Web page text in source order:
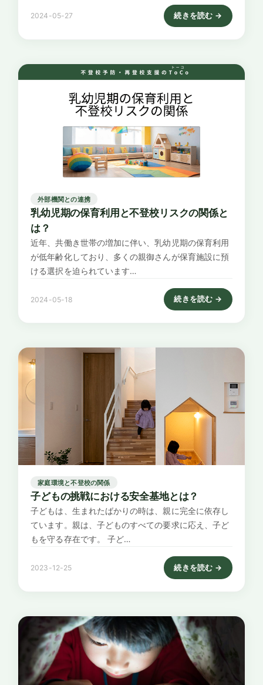
2024-05-27 続きを読む →
: 不登校支援サービス比
外部機関との連携
乳幼児期の保育利用と不登校リスクの関係と
は？
近年、共働き世帯の増加に伴い、乳幼児期の保育利用
が低年齢化しており、多くの親御さんが保育施設に預
ける選択を迫られています…
2024-05-18 続きを読む →
: 乳幼児期の保育利用と
家庭環境と不登校の関係
子どもの挑戦における安全基地とは？
子どもは、生まれたばかりの時は、親に完全に依存し
ています。親は、子どものすべての要求に応え、子ど
もを守る存在です。 子ど…
2023-12-25 続きを読む →
: 子どもの挑戦における